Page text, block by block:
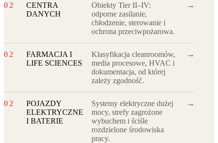
02
CENTRA
DANYCH
Obiekty Tier II–IV:
odporne zasilanie,
chłodzenie, sterowanie i
ochrona przeciwpożarowa.
→
02
FARMACJA I
LIFE SCIENCES
Klasyfikacja cleanroomów,
media procesowe, HVAC i
dokumentacja, od której
zależy zgodność.
→
02
POJAZDY
ELEKTRYCZNE
I BATERIE
Systemy elektryczne dużej
mocy, strefy zagrożone
wybuchem i ściśle
rozdzielone środowiska
pracy.
→